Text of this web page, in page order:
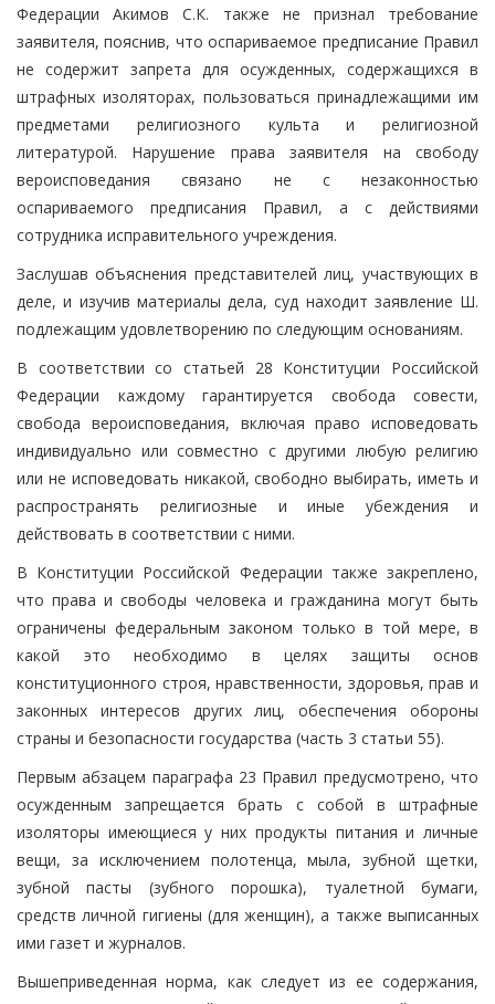
Федерации Акимов С.К. также не признал требование
заявителя, пояснив, что оспариваемое предписание Правил
не содержит запрета для осужденных, содержащихся в
штрафных изоляторах, пользоваться принадлежащими им
предметами религиозного культа и религиозной
литературой. Нарушение права заявителя на свободу
вероисповедания связано не с незаконностью
оспариваемого предписания Правил, а с действиями
сотрудника исправительного учреждения.
Заслушав объяснения представителей лиц, участвующих в
деле, и изучив материалы дела, суд находит заявление Ш.
подлежащим удовлетворению по следующим основаниям.
В соответствии со статьей 28 Конституции Российской
Федерации каждому гарантируется свобода совести,
свобода вероисповедания, включая право исповедовать
индивидуально или совместно с другими любую религию
или не исповедовать никакой, свободно выбирать, иметь и
распространять религиозные и иные убеждения и
действовать в соответствии с ними.
В Конституции Российской Федерации также закреплено,
что права и свободы человека и гражданина могут быть
ограничены федеральным законом только в той мере, в
какой это необходимо в целях защиты основ
конституционного строя, нравственности, здоровья, прав и
законных интересов других лиц, обеспечения обороны
страны и безопасности государства (часть 3 статьи 55).
Первым абзацем параграфа 23 Правил предусмотрено, что
осужденным запрещается брать с собой в штрафные
изоляторы имеющиеся у них продукты питания и личные
вещи, за исключением полотенца, мыла, зубной щетки,
зубной пасты (зубного порошка), туалетной бумаги,
средств личной гигиены (для женщин), а также выписанных
ими газет и журналов.
Вышеприведенная норма, как следует из ее содержания,